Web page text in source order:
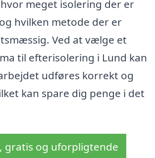
meget isolering der er
hvilken metode der er
Ved at vælge et
til efterisolering i Lund kan
udføres korrekt og
kan spare dig penge i det
gratis og uforpligtende